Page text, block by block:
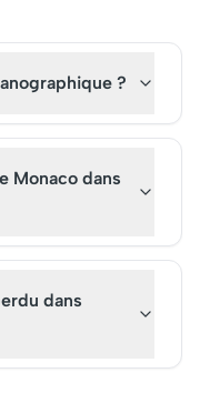
?
Monaco dans
dans